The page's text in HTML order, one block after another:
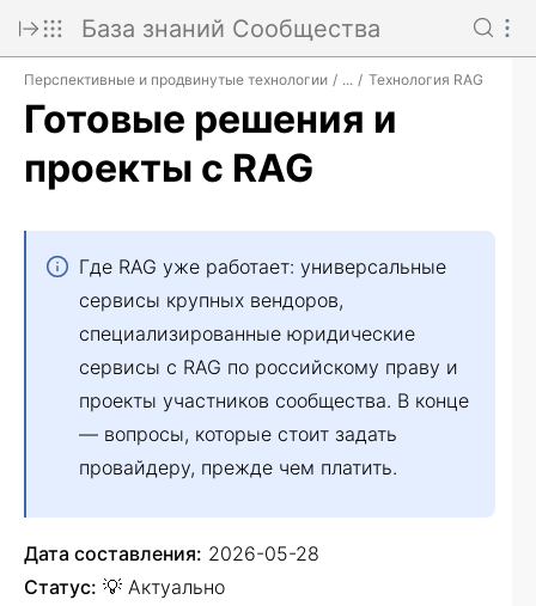
База знаний Сообщества
Перспективные и продвинутые технологии / ... / Технология RAG
Готовые решения и
проекты с RAG
Где RAG уже работает: универсальные
сервисы крупных вендоров,
специализированные юридические
сервисы с RAG по российскому праву и
проекты участников сообщества. В конце
— вопросы, которые стоит задать
провайдеру, прежде чем платить.
Дата составления: 2026-05-28
Статус: 💡 Актуально